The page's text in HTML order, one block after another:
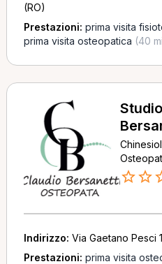
(RO)
Prestazioni: prima visita
prima visita osteopatica (40
Indirizzo: Via Gaetano Pesci
Prestazioni: prima visita